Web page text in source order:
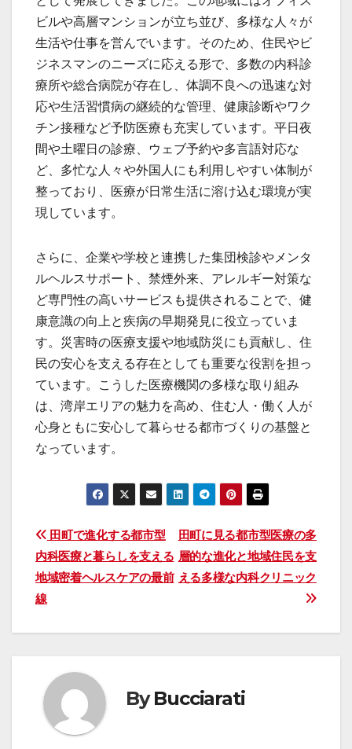
ビルや高層マンションが立ち並び、多様な人々が
生活や仕事を営んでいます。そのため、住民やビ
ジネスマンのニーズに応える形で、多数の内科診
療所や総合病院が存在し、体調不良への迅速な対
応や生活習慣病の継続的な管理、健康診断やワク
チン接種など予防医療も充実しています。平日夜
間や土曜日の診療、ウェブ予約や多言語対応な
ど、多忙な人々や外国人にも利用しやすい体制が
整っており、医療が日常生活に溶け込む環境が実
現しています。
さらに、企業や学校と連携した集団検診やメンタ
ルヘルスサポート、禁煙外来、アレルギー対策な
ど専門性の高いサービスも提供されることで、健
康意識の向上と疾病の早期発見に役立っていま
す。災害時の医療支援や地域防災にも貢献し、住
民の安心を支える存在としても重要な役割を担っ
ています。こうした医療機関の多様な取り組み
は、湾岸エリアの魅力を高め、住む人・働く人が
心身ともに安心して暮らせる都市づくりの基盤と
なっています。
投
稿
ナ
ビ
ゲ
ー
シ
田町に見る都市型医療の多
層的な進化と地域住民を支
える多様な内科クリニック
田町で進化する都市型
内科医療と暮らしを支える
地域密着ヘルスケアの最前
線
ByBucciarati